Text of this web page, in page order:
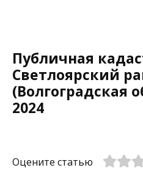
Публичная
Светлоярский
(Волгоградская
2024
Оцените статью